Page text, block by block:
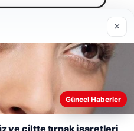
daha iyi anlayabilmek,
×
Güncel Haberler
ve ciltte tırnak işaretleri